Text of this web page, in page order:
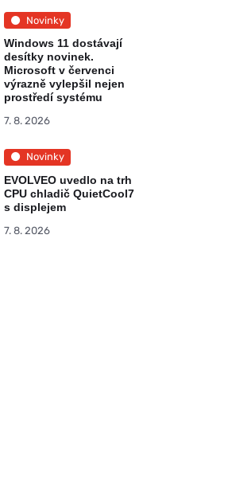
Novinky
Windows 11 dostávají
desítky novinek.
Microsoft v červenci
výrazně vylepšil nejen
prostředí systému
7. 8. 2026
Novinky
EVOLVEO uvedlo na trh
CPU chladič QuietCool7
s displejem
7. 8. 2026